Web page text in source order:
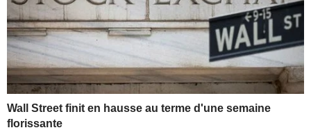
Wall Street finit en hausse au terme d'une semaine
florissante